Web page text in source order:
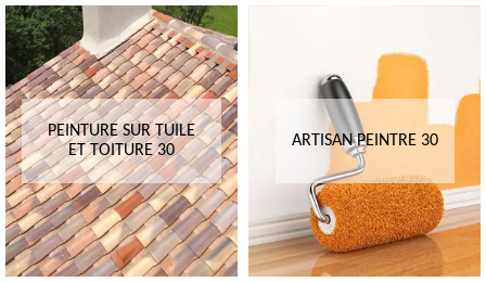
PEINTURE SUR TUILE
ET TOITURE 30
ARTISAN PEINTRE 30